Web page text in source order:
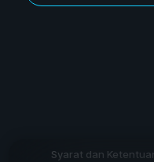
Syarat dan